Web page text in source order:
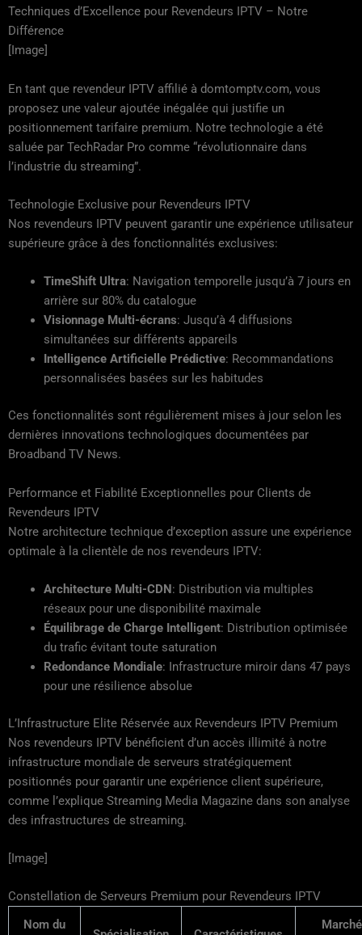
Techniques d’Excellence pour Revendeurs IPTV – Notre
Différence
[Image]
En tant que revendeur IPTV affilié à domtomptv.com, vous
proposez une valeur ajoutée inégalée qui justifie un
positionnement tarifaire premium. Notre technologie a été
saluée par TechRadar Pro comme “révolutionnaire dans
l’industrie du streaming”.
Technologie Exclusive pour Revendeurs IPTV
Nos revendeurs IPTV peuvent garantir une expérience utilisateur
supérieure grâce à des fonctionnalités exclusives:
TimeShift Ultra: Navigation temporelle jusqu’à 7 jours en
arrière sur 80% du catalogue
Visionnage Multi-écrans: Jusqu’à 4 diffusions
simultanées sur différents appareils
Intelligence Artificielle Prédictive: Recommandations
personnalisées basées sur les habitudes
Ces fonctionnalités sont régulièrement mises à jour selon les
dernières innovations technologiques documentées par
Broadband TV News.
Performance et Fiabilité Exceptionnelles pour Clients de
Revendeurs IPTV
Notre architecture technique d’exception assure une expérience
optimale à la clientèle de nos revendeurs IPTV:
Architecture Multi-CDN: Distribution via multiples
réseaux pour une disponibilité maximale
Équilibrage de Charge Intelligent: Distribution optimisée
du trafic évitant toute saturation
Redondance Mondiale: Infrastructure miroir dans 47 pays
pour une résilience absolue
L’Infrastructure Elite Réservée aux Revendeurs IPTV Premium
Nos revendeurs IPTV bénéficient d’un accès illimité à notre
infrastructure mondiale de serveurs stratégiquement
positionnés pour garantir une expérience client supérieure,
comme l’explique Streaming Media Magazine dans son analyse
des infrastructures de streaming.
[Image]
Constellation de Serveurs Premium pour Revendeurs IPTV
Nom du